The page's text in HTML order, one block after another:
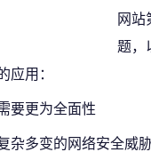
网站
题，
应用：
要更为全面性
杂多变的网络安全威